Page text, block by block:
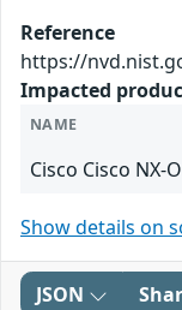
Reference
https://
Impacted
NAME
Cisco Cisco NX-
Show details on
JSON